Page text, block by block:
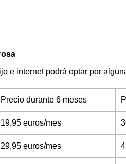
e internet podrá optar por
Precio durante 6 meses
19,95 euros/mes
29,95 euros/mes